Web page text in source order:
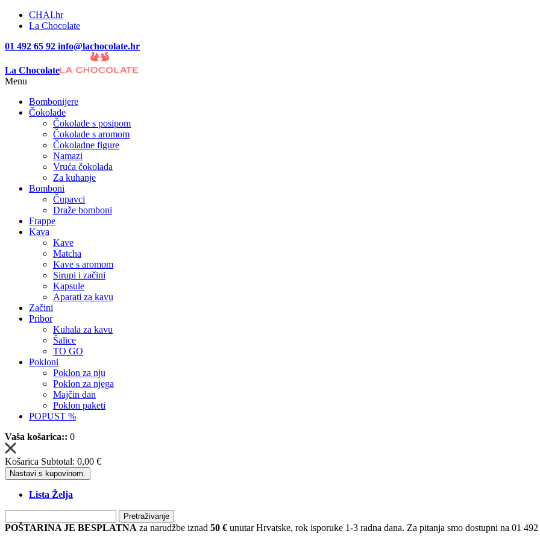
CHAI.hr
La Chocolate
01 492 65 92 info@lachocolate.hr
La Chocolate
Menu
Bombonijere
Čokolade
Čokolade s posipom
Čokolade s aromom
Čokoladne figure
Namazi
Vruća čokolada
Za kuhanje
Bomboni
Čupavci
Draže bomboni
Frappe
Kava
Kave
Matcha
Kave s aromom
Sirupi i začini
Kapsule
Aparati za kavu
Začini
Pribor
Kuhala za kavu
Šalice
TO GO
Pokloni
Poklon za nju
Poklon za njega
Majčin dan
Poklon paketi
POPUST %
Vaša košarica:: 0
Košarica Subtotal: 0,00 €
Nastavi s kupovinom.
Lista Želja
Pretraživanje
POŠTARINA JE BESPLATNA za narudžbe iznad 50 € unutar Hrvatske, rok isporuke 1-3 radna dana. Za pitanja smo dostupni na 01